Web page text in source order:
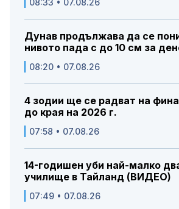
Дунав продължава да се
нивото пада с до 10 см за
08:20 • 07.08.26
4 зодии ще се радват на
до края на 2026 г.
07:58 • 07.08.26
14-годишен уби най-малко
училище в Тайланд (ВИДЕО)
07:49 • 07.08.26